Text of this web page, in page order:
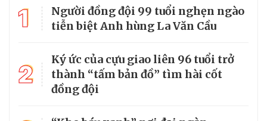
1
Người đồng đội 99 tuổi nghẹn ngào
tiễn biệt Anh hùng La Văn Cầu
2
Ký ức của cựu giao liên 96 tuổi trở
thành “tấm bản đồ” tìm hài cốt
đồng đội